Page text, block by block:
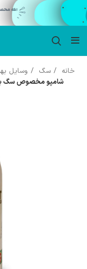
خانه سگ وسایل